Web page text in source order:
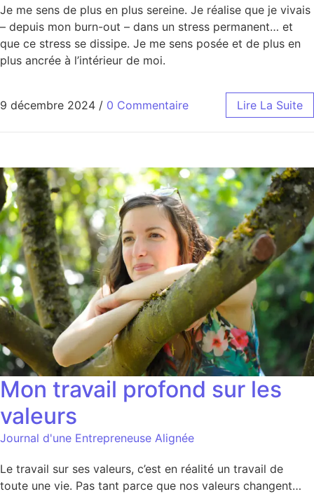
Je me sens de plus en plus sereine. Je réalise que je vivais
– depuis mon burn-out – dans un stress permanent… et
que ce stress se dissipe. Je me sens posée et de plus en
plus ancrée à l’intérieur de moi.
9 décembre 2024 / 0 Commentaire Lire La Suite
Mon travail profond sur les
valeurs
Journal d'une Entrepreneuse Alignée
Le travail sur ses valeurs, c’est en réalité un travail de
toute une vie. Pas tant parce que nos valeurs changent…